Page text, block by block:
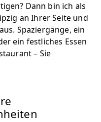
Dann bin ich als
an Ihrer Seite und
Spaziergänge, ein
ein festliches Essen
– Sie